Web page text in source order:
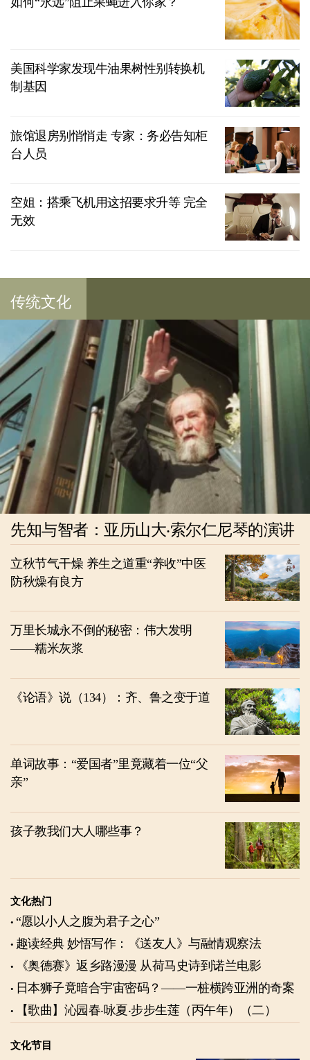
美国科学家发现牛油果树性别转换机
制基因
旅馆退房别悄悄走 专家：务必告知柜
台人员
空姐：搭乘飞机用这招要求升等 完全
无效
传统文化
先知与智者：亚历山大‧索尔仁尼琴的演讲
立秋节气干燥 养生之道重“养收”中医
防秋燥有良方
万里长城永不倒的秘密：伟大发明
——糯米灰浆
《论语》说（134）：齐、鲁之变于道
单词故事：“爱国者”里竟藏着一位“父
亲”
孩子教我们大人哪些事？
文化热门
“愿以小人之腹为君子之心”
趣读经典 妙悟写作：《送友人》与融情观察法
《奥德赛》返乡路漫漫 从荷马史诗到诺兰电影
日本狮子竟暗合宇宙密码？——一桩横跨亚洲的奇案
【歌曲】沁园春‧咏夏‧步步生莲（丙午年）（二）
文化节目